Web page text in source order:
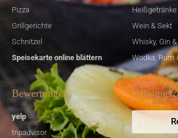
Pizza
Grillgerichte
Schnitzel
Speisekarte online blättern
Heißgetränke
Wein & Sekt
Whisky, Gin
Wodka, Rum
Bewertungen
yelp
tripadvisor